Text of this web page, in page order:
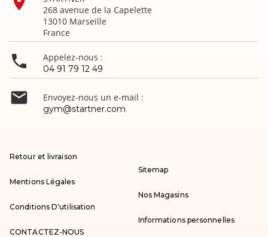
268 avenue de la Capelette
13010 Marseille
France
 Appelez-nous :
04 91 79 12 49
 Envoyez-nous un e-mail :
gym@startner.com
Retour et livraison
Mentions Légales
Conditions D'utilisation
CONTACTEZ-NOUS
Sitemap
Nos Magasins
Informations personnelles